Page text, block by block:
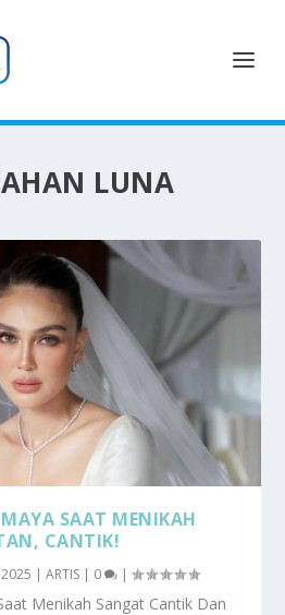
LUNA
SAAT MENIKAH
CANTIK!
|ARTIS | 0 |
Menikah Sangat Cantik Dan